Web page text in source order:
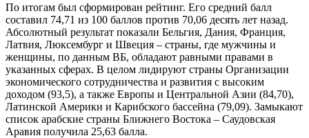
По итогам был сформирован рейтинг. Его средний балл
составил 74,71 из 100 баллов против 70,06 десять лет назад.
Абсолютный результат показали Бельгия, Дания, Франция,
Латвия, Люксембург и Швеция – страны, где мужчины и
женщины, по данным ВБ, обладают равными правами в
указанных сферах. В целом лидируют страны Организации
экономического сотрудничества и развития с высоким
доходом (93,5), а также Европы и Центральной Азии (84,70),
Латинской Америки и Карибского бассейна (79,09). Замыкают
список арабские страны Ближнего Востока – Саудовская
Аравия получила 25,63 балла.